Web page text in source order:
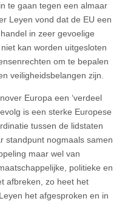
te gaan tegen een almaar
Leyen vond dat de EU een
in zeer gevoelige
kan worden uitgesloten
om te bepalen
veiligheidsbelangen zijn.
Europa een ‘verdeel
is een sterke Europese
tussen de lidstaten
standpunt nogmaals samen
maar wel van
politieke en
afbreken, zo heet het
het afgesproken en in